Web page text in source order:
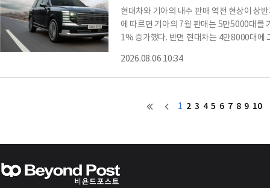
현대차와 기아의 내수 판매 역전 현상이 상
에 따르면 기아의 7월 판매는 5만5000대를
1% 증가했다. 반면 현대차는 4만8000대에
해 센토스 HEV다. 모닝도 판매량이 전달보다3배를 웃돌며 현대차 추월하는 데 이바지했다.현
대차는 아이오닉5, 아이오닉9 모델 판매가
2026.08.06 10:34
1 2 3 4 5 6 7 8 9 10